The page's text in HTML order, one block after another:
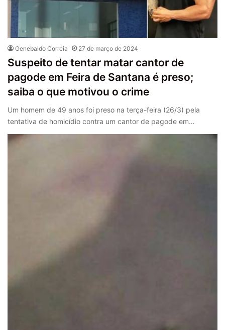
Genebaldo Correia 27 de março de 2024
Suspeito de tentar matar cantor de
pagode em Feira de Santana é preso;
saiba o que motivou o crime
Um homem de 49 anos foi preso na terça-feira (26/3) pela
tentativa de homicídio contra um cantor de pagode em…